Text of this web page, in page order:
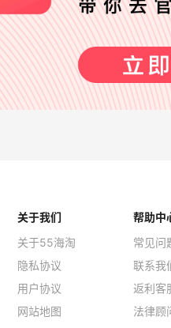
关于我们
关于55海淘
隐私协议
用户协议
网站地图
帮助中
常见问
联系我
返利客
法律顾